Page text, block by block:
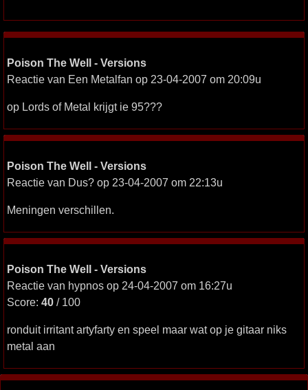
Poison The Well - Versions
Reactie van Een Metalfan op 23-04-2007 om 20:09u
op Lords of Metal krijgt ie 95???
Poison The Well - Versions
Reactie van Dus? op 23-04-2007 om 22:13u
Meningen verschillen.
Poison The Well - Versions
Reactie van hypnos op 24-04-2007 om 16:27u
Score: 40 / 100
ronduit irritant artyfarty en speel maar wat op je gitaar niks
metal aan